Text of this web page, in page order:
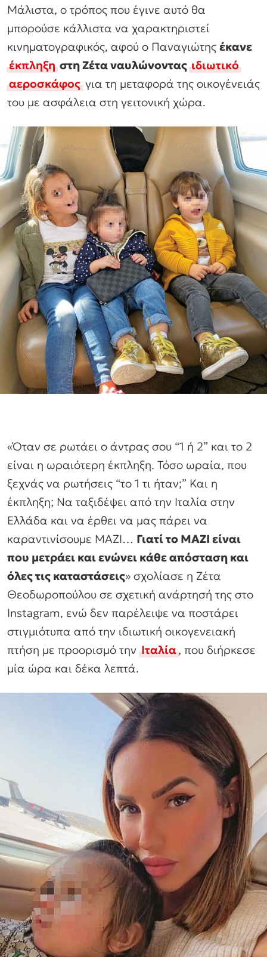
Μάλιστα, ο τρόπος που έγινε αυτό θα
μπορούσε κάλλιστα να χαρακτηριστεί
κινηματογραφικός, αφού ο Παναγιώτης έκανε
έκπληξηστη Ζέτα ναυλώνονταςιδιωτικό
αεροσκάφοςγια τη μεταφορά της οικογένειάς
του με ασφάλεια στη γειτονική χώρα.
«Όταν σε ρωτάει ο άντρας σου “1 ή 2” και το 2
είναι η ωραιότερη έκπληξη. Τόσο ωραία, που
ξεχνάς να ρωτήσεις “το 1 τι ήταν;” Και η
έκπληξη; Να ταξιδέψει από την Ιταλία στην
Ελλάδα και να έρθει να μας πάρει να
καραντινίσουμε ΜΑΖΙ… Γιατί το ΜΑΖΙ είναι
που μετράει και ενώνει κάθε απόσταση και
όλες τις καταστάσεις» σχολίασε η Ζέτα
Θεοδωροπούλου σε σχετική ανάρτησή της στο
Instagram, ενώ δεν παρέλειψε να ποστάρει
στιγμιότυπα από την ιδιωτική οικογενειακή
πτήση με προορισμό τηνΙταλία, που διήρκεσε
μία ώρα και δέκα λεπτά.